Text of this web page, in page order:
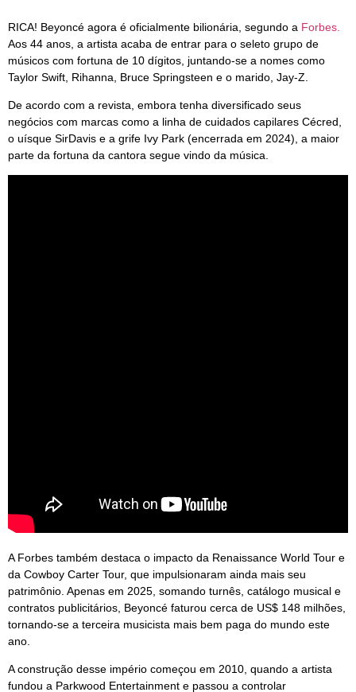
RICA! Beyoncé agora é oficialmente bilionária, segundo a Forbes.
Aos 44 anos, a artista acaba de entrar para o seleto grupo de
músicos com fortuna de 10 dígitos, juntando-se a nomes como
Taylor Swift, Rihanna, Bruce Springsteen e o marido, Jay-Z.
De acordo com a revista, embora tenha diversificado seus
negócios com marcas como a linha de cuidados capilares Cécred,
o uísque SirDavis e a grife Ivy Park (encerrada em 2024), a maior
parte da fortuna da cantora segue vindo da música.
A Forbes também destaca o impacto da Renaissance World Tour e
da Cowboy Carter Tour, que impulsionaram ainda mais seu
patrimônio. Apenas em 2025, somando turnês, catálogo musical e
contratos publicitários, Beyoncé faturou cerca de US$ 148 milhões,
tornando-se a terceira musicista mais bem paga do mundo este
ano.
A construção desse império começou em 2010, quando a artista
fundou a Parkwood Entertainment e passou a controlar